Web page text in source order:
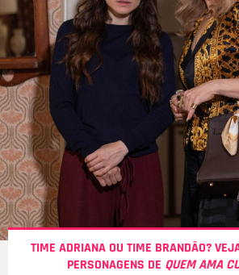
TIME ADRIANA OU TIME BRANDÃO?
PERSONAGENS DE QUEM AMA